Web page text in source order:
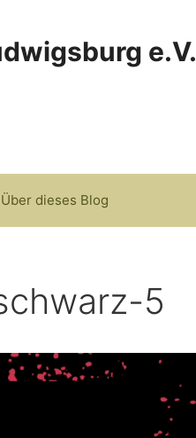
e.V.
Über dieses Blog
5